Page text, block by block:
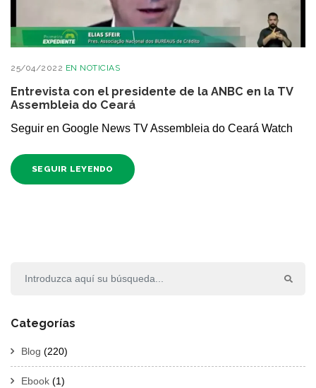
25/04/2022 EN NOTICIAS
Entrevista con el presidente de la ANBC en la TV
Assembleia do Ceará
Seguir en Google News TV Assembleia do Ceará Watch
SEGUIR LEYENDO
Categorías
Blog (220)
Ebook (1)